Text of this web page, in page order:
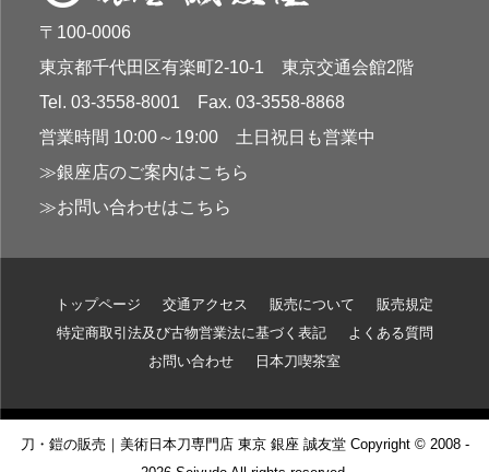
〒100-0006
東京都千代田区有楽町2-10-1 東京交通会館2階
Tel. 03-3558-8001 Fax. 03-3558-8868
営業時間 10:00～19:00 土日祝日も営業中
≫銀座店のご案内はこちら
≫お問い合わせはこちら
トップページ 交通アクセス 販売について
販売規定
特定商取引法及び古物営業法に基づく表記
よくある質問
お問い合わせ
日本刀喫茶室
刀・鎧の販売｜美術日本刀専門店 東京 銀座 誠友堂 Copyright © 2008 -